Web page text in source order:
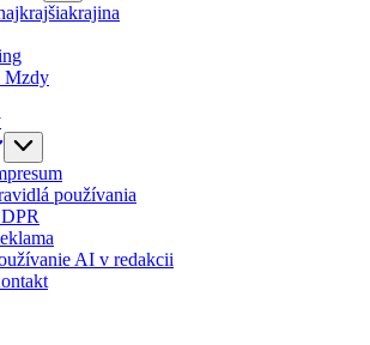
Mzdy
používania
AI v redakcii